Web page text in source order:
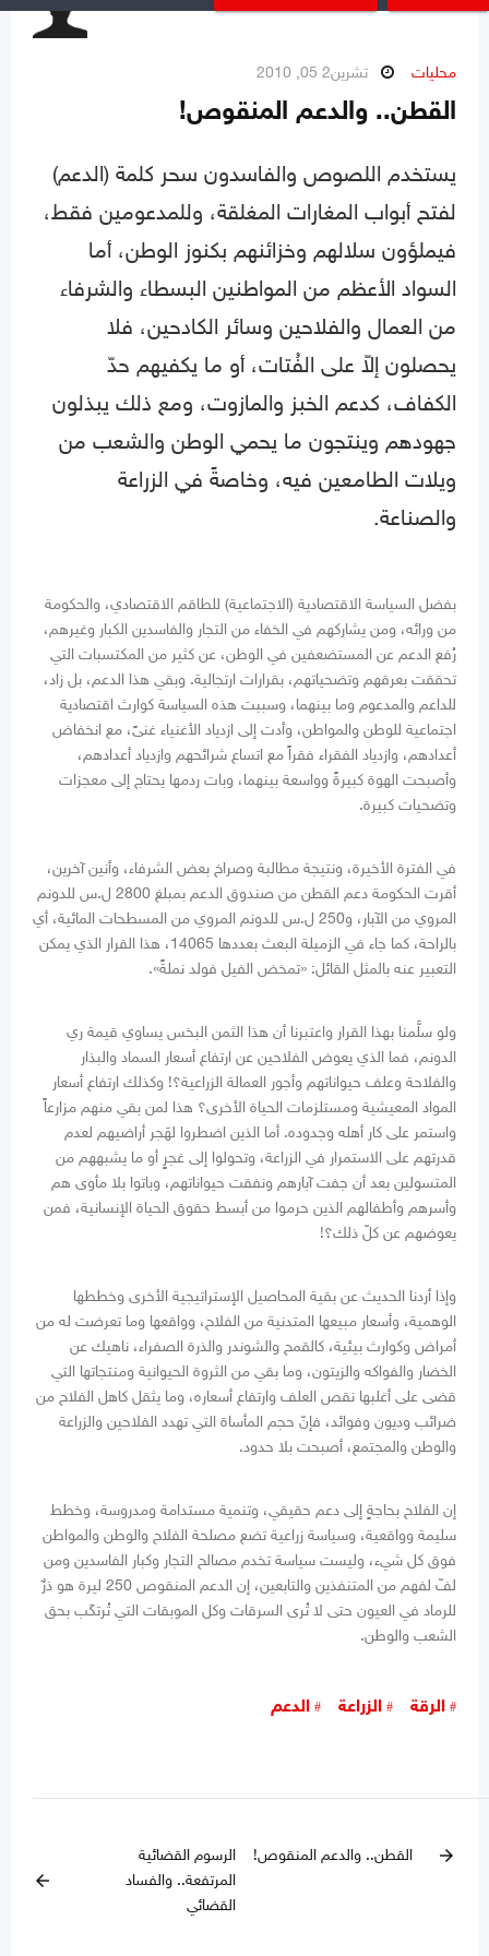
محليات تشرين2 05, 2010
القطن.. والدعم المنقوص!
يستخدم اللصوص والفاسدون سحر كلمة (الدعم)
لفتح أبواب المغارات المغلقة، وللمدعومين فقط،
فيملؤون سلالهم وخزائنهم بكنوز الوطن، أما
السواد الأعظم من المواطنين البسطاء والشرفاء
من العمال والفلاحين وسائر الكادحين، فلا
يحصلون إلاّ على الفُتات، أو ما يكفيهم حدّ
الكفاف، كدعم الخبز والمازوت، ومع ذلك يبذلون
جهودهم وينتجون ما يحمي الوطن والشعب من
ويلات الطامعين فيه، وخاصةً في الزراعة
والصناعة.
بفضل السياسة الاقتصادية (الاجتماعية) للطاقم الاقتصادي، والحكومة
من ورائه، ومن يشاركهم في الخفاء من التجار والفاسدين الكبار وغيرهم،
رُفع الدعم عن المستضعفين في الوطن، عن كثير من المكتسبات التي
تحققت بعرقهم وتضحياتهم، بقرارات ارتجالية. وبقي هذا الدعم، بل زاد،
للداعم والمدعوم وما بينهما، وسببت هذه السياسة كوارث اقتصادية
اجتماعية للوطن والمواطن، وأدت إلى ازدياد الأغنياء غنىً، مع انخفاض
أعدادهم، وازدياد الفقراء فقراً مع اتساع شرائحهم وازدياد أعدادهم،
وأصبحت الهوة كبيرةً وواسعة بينهما، وبات ردمها يحتاج إلى معجزات
وتضحيات كبيرة.
في الفترة الأخيرة، ونتيجة مطالبة وصراخ بعض الشرفاء، وأنين آخرين،
أقرت الحكومة دعم القطن من صندوق الدعم بمبلغ 2800 ل.س للدونم
المروي من الآبار، و250 ل.س للدونم المروي من المسطحات المائية، أي
بالراحة، كما جاء في الزميلة البعث بعددها 14065، هذا القرار الذي يمكن
التعبير عنه بالمثل القائل: «تمخض الفيل فولد نملةً».
ولو سلَّمنا بهذا القرار واعتبرنا أن هذا الثمن البخس يساوي قيمة ري
الدونم، فما الذي يعوض الفلاحين عن ارتفاع أسعار السماد والبذار
والفلاحة وعلف حيواناتهم وأجور العمالة الزراعية؟! وكذلك ارتفاع أسعار
المواد المعيشية ومستلزمات الحياة الأخرى؟ هذا لمن بقي منهم مزارعاً
واستمر على كار أهله وجدوده. أما الذين اضطروا لهَجر أراضيهم لعدم
قدرتهم على الاستمرار في الزراعة، وتحولوا إلى غجرٍ أو ما يشبههم من
المتسولين بعد أن جفت آبارهم ونفقت حيواناتهم، وباتوا بلا مأوى هم
وأسرهم وأطفالهم الذين حرموا من أبسط حقوق الحياة الإنسانية، فمن
يعوضهم عن كلّ ذلك؟!
وإذا أردنا الحديث عن بقية المحاصيل الإستراتيجية الأخرى وخططها
الوهمية، وأسعار مبيعها المتدنية من الفلاح، وواقعها وما تعرضت له من
أمراض وكوارث بيئية، كالقمح والشوندر والذرة الصفراء، ناهيك عن
الخضار والفواكه والزيتون، وما بقي من الثروة الحيوانية ومنتجاتها التي
قضى على أغلبها نقص العلف وارتفاع أسعاره، وما يثقل كاهل الفلاح من
ضرائب وديون وفوائد، فإنّ حجم المأساة التي تهدد الفلاحين والزراعة
والوطن والمجتمع، أصبحت بلا حدود.
إن الفلاح بحاجةٍ إلى دعم حقيقي، وتنمية مستدامة ومدروسة، وخطط
سليمة وواقعية، وسياسة زراعية تضع مصلحة الفلاح والوطن والمواطن
فوق كل شيء، وليست سياسة تخدم مصالح التجار وكبار الفاسدين ومن
لفّ لفهم من المتنفذين والتابعين، إن الدعم المنقوص 250 ليرة هو ذرٌ
للرماد في العيون حتى لا تُرى السرقات وكل الموبقات التي تُرتكَب بحق
الشعب والوطن.
الرقة الزراعة الدعم
arrow_forward القطن.. والدعم المنقوص!
الرسوم القضائية
المرتفعة.. والفساد
القضائي
arrow_back